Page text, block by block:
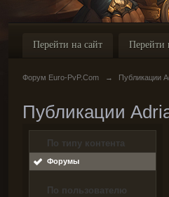
Перейти на сайт Перейти
Форум Euro-PvP.Com → Публикации
Публикации
По типу контента
Форумы
По пользователю